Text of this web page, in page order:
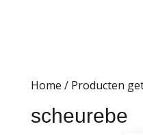
Home / Producten
scheurebe